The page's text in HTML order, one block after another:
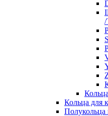
/
Кольца для
Полукольца